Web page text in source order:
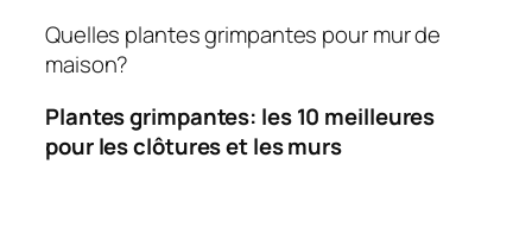
Quelles plantes grimpantes pour mur de
maison?
Plantes grimpantes: les 10 meilleures
pour les clôtures et les murs